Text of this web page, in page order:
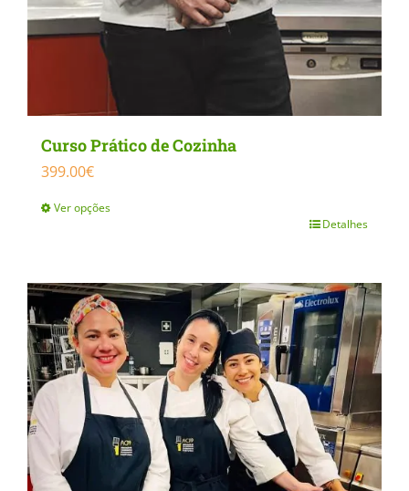
Curso Prático de Cozinha
399.00€
Ver opções
has
multiple
variants.
The
options
may
be
Detalhes